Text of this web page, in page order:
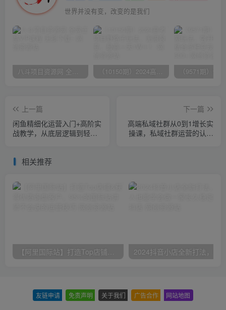
世界并没有变，改变的是我们
八斗项目资源网 全网正品VIP课程 无损下载~ （10150期）2024高考项目野路子玩法，无限裂变，最高一天1W＋！
上一篇
闲鱼精细化运营入门+高阶实
战教学，从底层逻辑到轻松
下一篇
高端私域社群从0到1增长实
操课，私域社群运营的认知
相关推荐
【阿里国际站】打造Top店铺&获得优质询盘客户，​95%的国际站讲师不会说的运营技巧
友链申请 免责声明 关于我们 广告合作 网站地图